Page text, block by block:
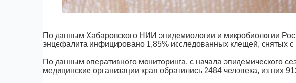
По данным Хабаровского НИИ эпидемиологии и микробиологии
энцефалита инфицировано 1,85% исследованных клещей, снятых
По данным оперативного мониторинга, с начала эпидемического
медицинские организации края обратились 2484 человека, из них